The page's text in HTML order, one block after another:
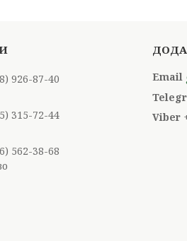
926-87-40
315-72-44
562-38-68